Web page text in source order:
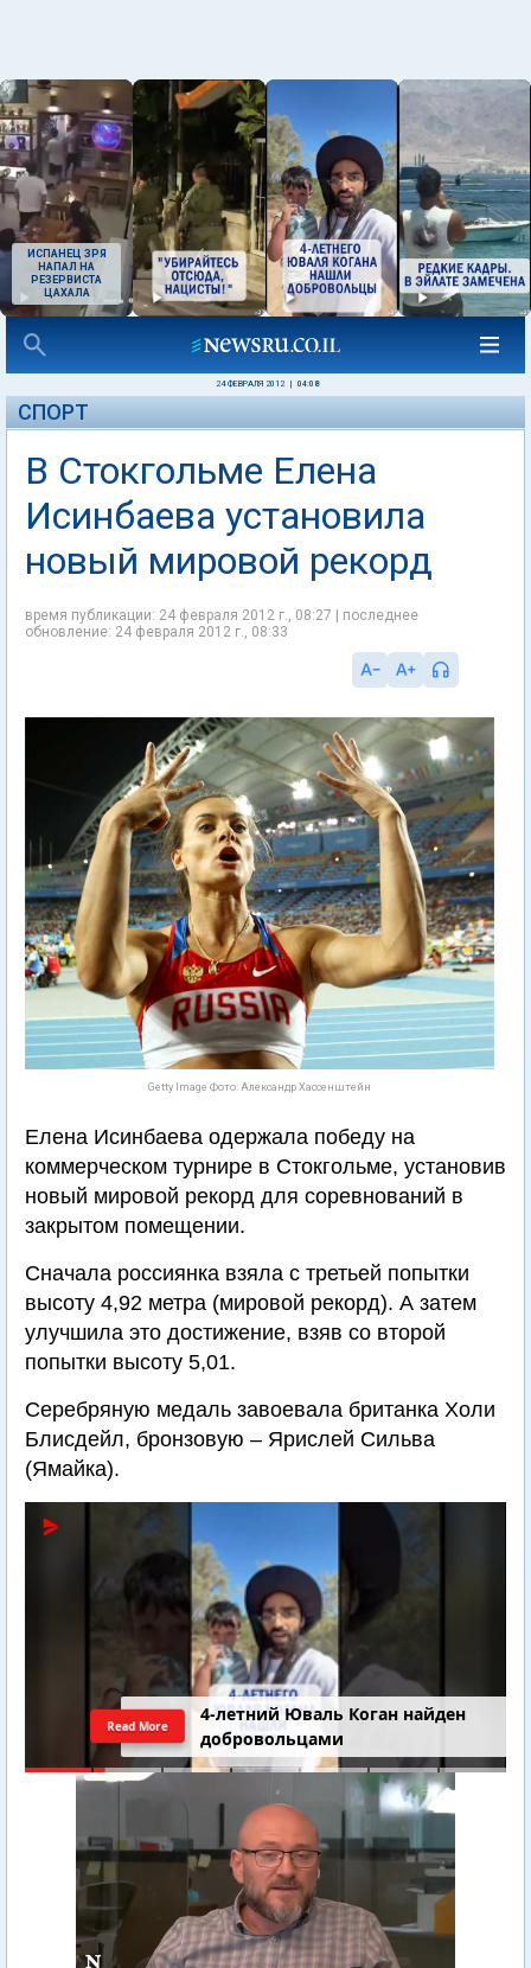
ИСПАНЕЦ ЗРЯ
НАПАЛ НА
РЕЗЕРВИСТА
ЦАХАЛА
24 ФЕВРАЛЯ 2012 04:08
СПОРТ
В Стокгольме Елена
Исинбаева установила
новый мировой рекорд
время публикации: 24 февраля 2012 г., 08:27 | последнее
обновление: 24 февраля 2012 г., 08:33
Getty Image Фото: Александр Хассенштейн
Елена Исинбаева одержала победу на
коммерческом турнире в Стокгольме, установив
новый мировой рекорд для соревнований в
закрытом помещении.
Сначала россиянка взяла с третьей попытки
высоту 4,92 метра (мировой рекорд). А затем
улучшила это достижение, взяв со второй
попытки высоту 5,01.
Серебряную медаль завоевала британка Холи
Блисдейл, бронзовую – Ярислей Сильва
(Ямайка).
4-летний Юваль Коган найден
добровольцами
Read More